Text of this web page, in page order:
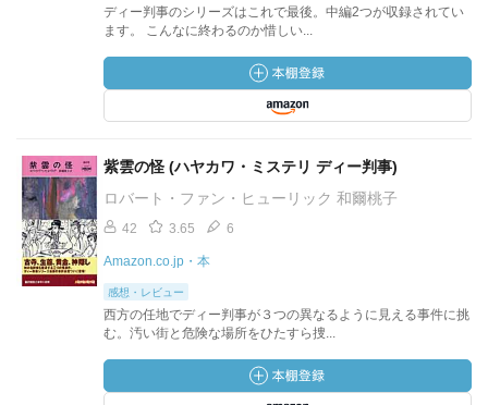
ディー判事のシリーズはこれで最後。中編2つが収録されてい
ます。 こんなに終わるのか惜しい...
紫雲の怪 (ハヤカワ・ミステリ ディー判事)
ロバート・ファン・ヒューリック 和爾桃子
42 3.65 6
Amazon.co.jp・本
感想・レビュー
西方の任地でディー判事が３つの異なるように見える事件に挑
む。汚い街と危険な場所をひたすら捜...